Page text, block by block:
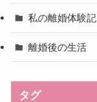
私の離婚体験記
離婚後の生活
タグ